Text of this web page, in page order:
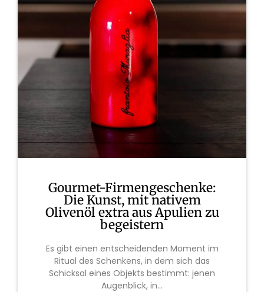
Gourmet-Firmengeschenke:
Die Kunst, mit nativem
Olivenöl extra aus Apulien zu
begeistern
Es gibt einen entscheidenden Moment im
Ritual des Schenkens, in dem sich das
Schicksal eines Objekts bestimmt: jenen
Augenblick, in...